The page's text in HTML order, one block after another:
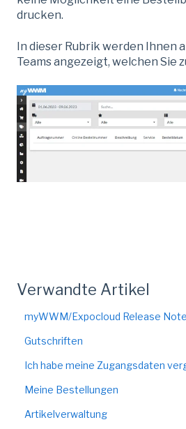
drucken.
In dieser Rubrik werden Ihnen
Teams angezeigt, welchen Sie
Verwandte Artikel
myWWM/Expocloud Release
Gutschriften
Ich habe meine Zugangsdaten
Meine Bestellungen
Artikelverwaltung